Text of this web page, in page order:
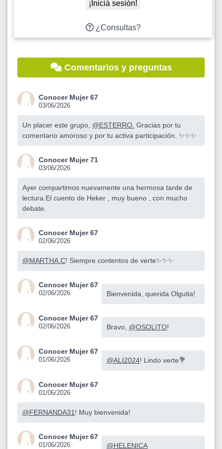
¡Iniciá sesión!
¿Consultas?
Comentarios y preguntas
Conocer Mujer 67
03/06/2026
Un placer este grupo, @ESTERRO. Gracias por tu
comentario amoroso y por tu activa participación. ✨✨✨
Conocer Mujer 71
03/06/2026
Ayer compartimos nuevamente una hermosa tarde de
lectura.El cuento de Heker , muy bueno , con mucho
debate.
Conocer Mujer 67
02/06/2026
@MARTHA.C! Siempre contentos de verte✨✨✨
Conocer Mujer 67
02/06/2026 Bienvenida, querida Olguita!
Conocer Mujer 67
02/06/2026 Bravo, @OSOLITO!
Conocer Mujer 67
01/06/2026 @ALI2024! Lindo verte💐
Conocer Mujer 67
01/06/2026
@FERNANDA31 ! Muy bienvenida!
Conocer Mujer 67
01/06/2026
@HELENICA